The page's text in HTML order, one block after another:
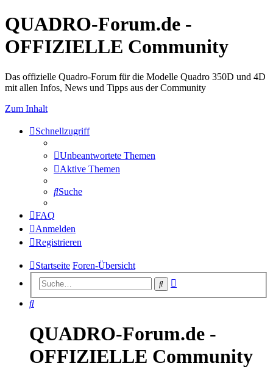
QUADRO-Forum.de -
OFFIZIELLE Community
Das offizielle Quadro-Forum für die Modelle Quadro 350D und 4D
mit allen Infos, News und Tipps aus der Community
Zum Inhalt
Schnellzugriff
Unbeantwortete Themen
Aktive Themen
Suche
FAQ
Anmelden
Registrieren
Startseite Foren-Übersicht
Suche
Suche
QUADRO-Forum.de -
OFFIZIELLE Community